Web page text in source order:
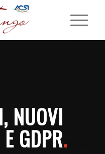
NUOVI
GDPR.